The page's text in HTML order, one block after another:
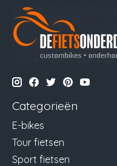
Categorieën
E-bikes
Tour fietsen
Sport fietsen